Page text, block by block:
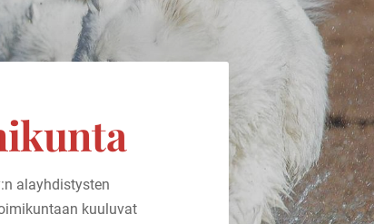
alayhdistysten
kuuluvat